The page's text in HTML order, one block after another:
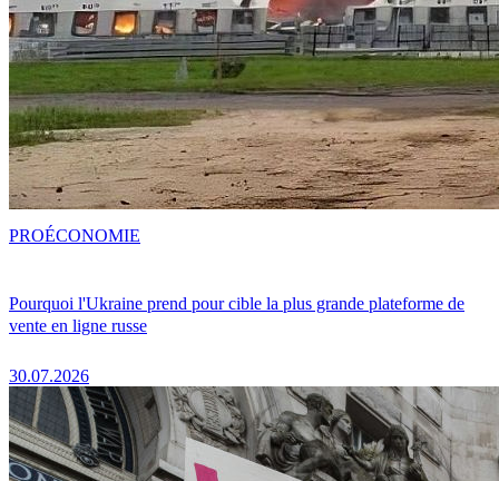
Pourquoi l'Ukraine prend pour cible la plus grande plateforme de
vente en ligne russe
30.07.2026
PROÉCONOMIE